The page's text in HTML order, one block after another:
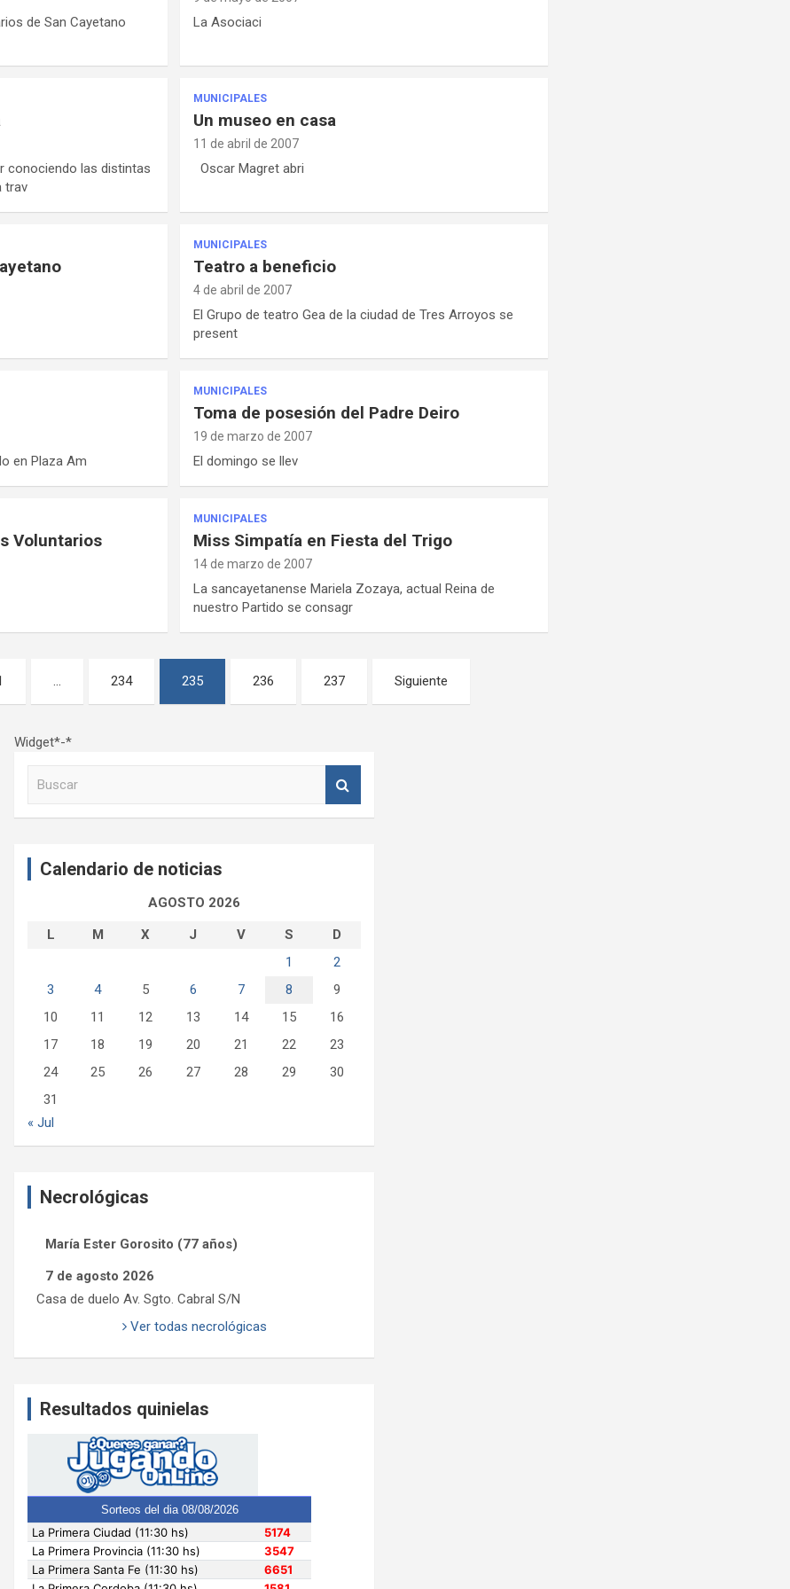
de San Cayetano
La Asociaci
conociendo las distintas
trav
MUNICIPALES
Un museo en casa
11 de abril de 2007
Oscar Magret abri
MUNICIPALES
Teatro a beneficio
4 de abril de 2007
El Grupo de teatro Gea de la ciudad de Tres Arroyos se
present
en Plaza Am
MUNICIPALES
Toma de posesión del Padre Deiro
19 de marzo de 2007
El domingo se llev
Voluntarios
MUNICIPALES
Miss Simpatía en Fiesta del Trigo
14 de marzo de 2007
La sancayetanense Mariela Zozaya, actual Reina de
nuestro Partido se consagr
… 234 235 236 237 Siguiente
Widget*-*
Calendario de noticias
AGOSTO 2026
L
M X J V S
D
1
2
3
4 5 6 7 8
9
10
11 12 13 14 15
16
17
18 19 20 21 22
23
24
25 26 27 28 29
30
31
« Jul
Necrológicas
María Ester Gorosito (77 años)
7 de agosto 2026
Casa de duelo Av. Sgto. Cabral S/N
Ver todas necrológicas
Resultados quinielas